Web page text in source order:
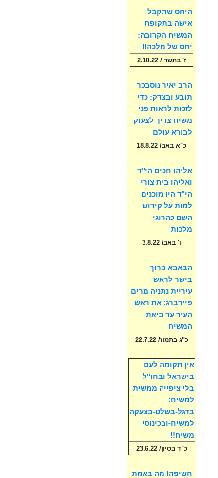
היחס שתקבל
אישה בתקופת
המשיח הקרובה:
יחס של מלכה!!
ז' בתשרי/ 2.10.22
הרב יאיר נוסבכר
תובע ובצדק: כדי
לזכות לראות פני
משיח צריך לצעוק
לבורא עולם
כ"א באב/ 18.8.22
אליהו חכים הי"ד
ואליהו בית צורי
הי"ד היו מוכנים
למות על קידוש
השם כהרוגי
מלכות
ו' באב/ 3.8.22
הבאבא ברוך
בישר לראש
עיריית נתניה מרים
פיירברג: את ראש
העיר עד ביאת
המשיח
כ"ג בתמוז/ 22.7.22
אין תקומה לעם
בישראל ובחו"ל
בלי ציפייה ממשית
למשיח:
בדגל-בשלט-בצעקה
למשיח-ובכינוסי
משיח!!
כ"ד בסיון/ 23.6.22
חשיפה! מה באמת